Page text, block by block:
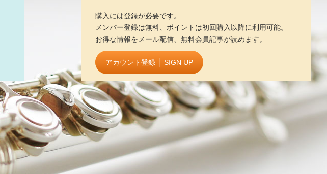
購入には登録が必要です。
メンバー登録は無料、ポイントは初回購入以降に利用可能。
お得な情報をメール配信、無料会員記事が読めます。
アカウント登録 │ SIGN UP